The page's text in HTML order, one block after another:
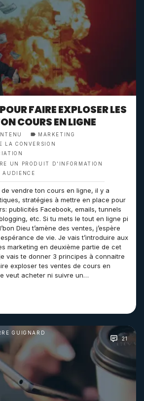
FAIRE EXPLOSER LES
COURS EN LIGNE
MARKETING
LA CONVERSION
UN PRODUIT D'INFORMATION
AUDIENCE
de vendre ton cours en ligne, il y a
stratégies à mettre en place pour
publicités Facebook, emails, tunnels
etc. Si tu mets le tout en ligne pi
Dieu t’amène des ventes, j’espère
de vie. Je vais t’introduire aux
marketing en deuxième partie de cet
vais te donner 3 principes à connaitre
exploser tes ventes de cours en
veut acheter ni suivre un…
GUIGNARD
21